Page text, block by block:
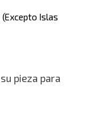
(Excepto Islas
pieza para